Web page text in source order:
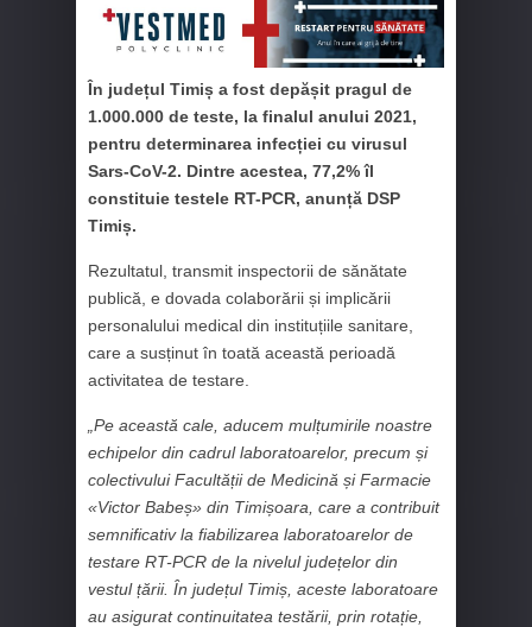
În județul Timiș a fost depășit pragul de
1.000.000 de teste, la finalul anului 2021,
pentru determinarea infecției cu virusul
Sars-CoV-2. Dintre acestea, 77,2% îl
constituie testele RT-PCR, anunță DSP
Timiș.
Rezultatul, transmit inspectorii de sănătate
publică, e dovada colaborării și implicării
personalului medical din instituțiile sanitare,
care a susținut în toată această perioadă
activitatea de testare.
„Pe această cale, aducem mulțumirile noastre
echipelor din cadrul laboratoarelor, precum și
colectivului Facultății de Medicină și Farmacie
«Victor Babeș» din Timișoara, care a contribuit
semnificativ la fiabilizarea laboratoarelor de
testare RT-PCR de la nivelul județelor din
vestul țării. În județul Timiș, aceste laboratoare
au asigurat continuitatea testării, prin rotație,